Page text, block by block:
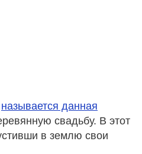
называется данная
свадьбу. В этот
в землю свои